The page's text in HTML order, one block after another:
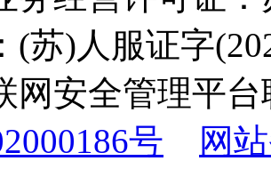
(苏)人服证字
网安全管理平
号
网